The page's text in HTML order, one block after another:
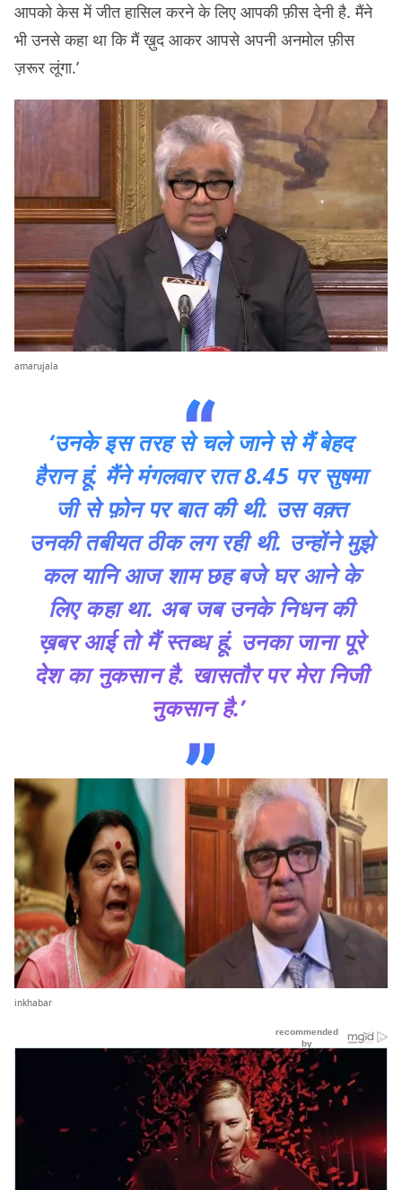
आपको केस में जीत हासिल करने के लिए आपकी फ़ीस देनी है. मैंने
भी उनसे कहा था कि मैं ख़ुद आकर आपसे अपनी अनमोल फ़ीस
ज़रूर लूंगा.’
amarujala
‘उनके इस तरह से चले जाने से मैं बेहद
हैरान हूं. मैंने मंगलवार रात 8.45 पर सुषमा
जी से फ़ोन पर बात की थी. उस वक़्त
उनकी तबीयत ठीक लग रही थी. उन्होंने मुझे
कल यानि आज शाम छह बजे घर आने के
लिए कहा था. अब जब उनके निधन की
ख़बर आई तो मैं स्तब्ध हूं. उनका जाना पूरे
देश का नुकसान है. खासतौर पर मेरा निजी
नुकसान है.’
inkhabar